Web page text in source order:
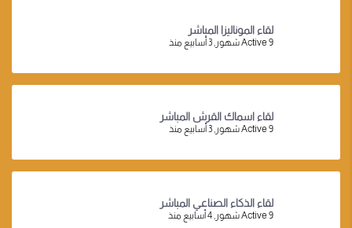
لقاء الموناليزا المباشر
Active 9 شهور, 3 أسابيع منذ
لقاء اسماك القرش المباشر
Active 9 شهور, 3 أسابيع منذ
لقاء الذكاء الصناعي المباشر
Active 9 شهور, 4 أسابيع منذ